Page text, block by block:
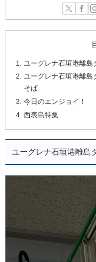
ユーグレナ石垣港離島
ユーグレナ石垣港離島
そば
今日のエンジョイ！
西表島特集
ユーグレナ石垣港離島